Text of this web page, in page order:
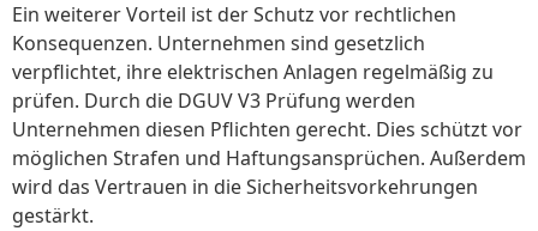
Ein weiterer Vorteil ist der Schutz vor rechtlichen
Konsequenzen. Unternehmen sind gesetzlich
verpflichtet, ihre elektrischen Anlagen regelmäßig zu
prüfen. Durch die DGUV V3 Prüfung werden
Unternehmen diesen Pflichten gerecht. Dies schützt vor
möglichen Strafen und Haftungsansprüchen. Außerdem
wird das Vertrauen in die Sicherheitsvorkehrungen
gestärkt.